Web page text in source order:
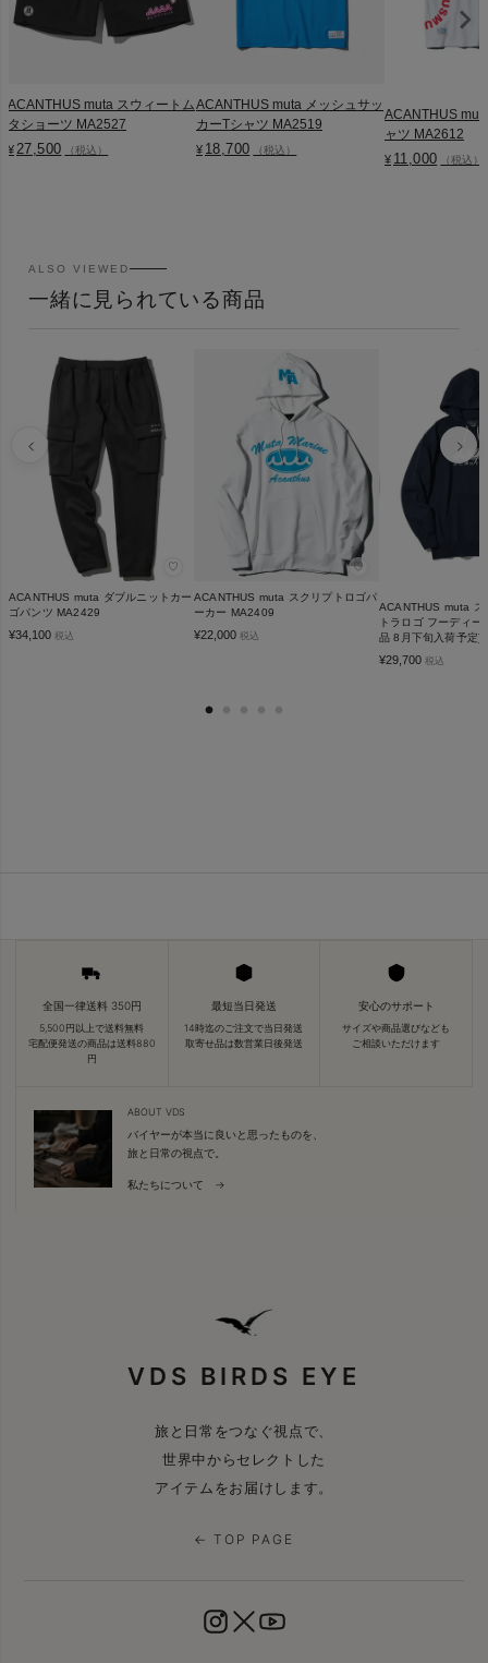
ACANTHUS muta スウィートム
タショーツ MA2527
¥27,500 （税込）
ACANTHUS muta メッシュサッ
カーTシャツ MA2519
¥ 18,700 （税込）
ACANTHUS
ャツ MA2612
¥ 11,000 （税込）
ALSO VIEWED
一緒に見られている商品
♡
ACANTHUS muta ダブルニットカー
ゴパンツ MA2429
¥34,100 税込
♡
ACANTHUS muta スクリプトロゴパ
ーカー MA2409
¥22,000 税込
ACANTHUS muta ス
トラロゴ フーディ
品 8月下旬入荷予定]
¥29,700 税込
全国一律送料 350円
5,500円以上で送料無料
宅配便発送の商品は送料880
円
最短当日発送
14時迄のご注文で当日発送
取寄せ品は数営業日後発送
安心のサポート
サイズや商品選びなども
ご相談いただけます
ABOUT VDS
バイヤーが本当に良いと思ったものを、
旅と日常の視点で。
私たちについて →
VDS BIRDS EYE
旅と日常をつなぐ視点で、
世界中からセレクトした
アイテムをお届けします。
← TOP PAGE